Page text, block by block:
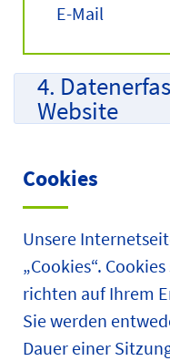
E-Mail
4.
Website
Cookies
Unsere
„Cookies“.
richten auf Ihrem
Sie werden
Dauer einer